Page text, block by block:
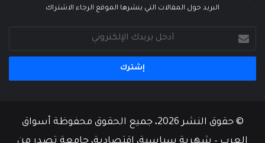
البريد حول المقالات التي ينشرها الموقع الرجاء الاشتراك
بريدك
الإلكتروني
© حقوق النشر 2026، جميع الحقوق محفوظة أسواق